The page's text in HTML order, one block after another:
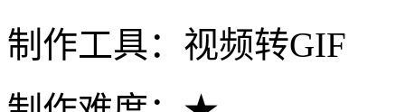
制作工具：视频转GIF